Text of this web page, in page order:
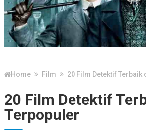
Home Film 20 Film Detektif Terbaik
20 Film Detektif
Terpopuler